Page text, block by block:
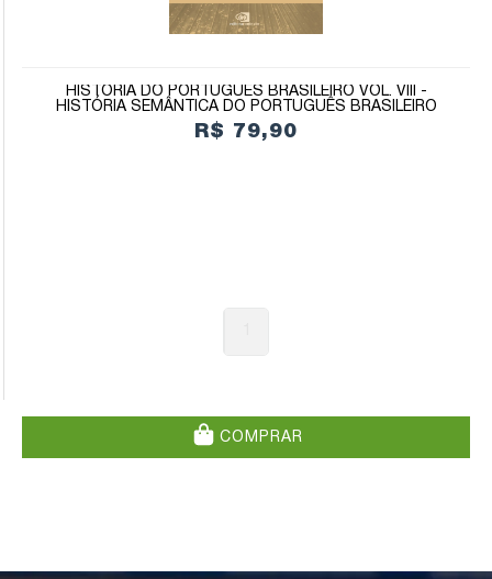
HISTÓRIA DO PORTUGUÊS BRASILEIRO VOL. VIII -
HISTÓRIA SEMÂNTICA DO PORTUGUÊS BRASILEIRO
R$ 79,90
COMPRAR